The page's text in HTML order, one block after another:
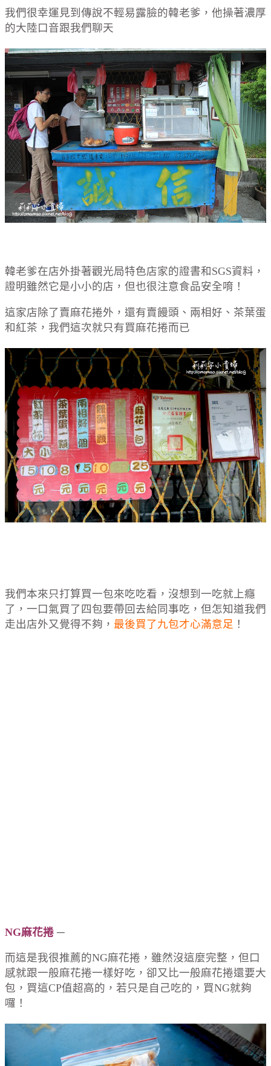
我們很幸運見到傳說不輕易露臉的韓老爹，他操著濃厚
的大陸口音跟我們聊天
韓老爹在店外掛著觀光局特色店家的證書和SGS資料，
證明雖然它是小小的店，但也很注意食品安全唷！
這家店除了賣麻花捲外，還有賣饅頭、兩相好、茶葉蛋
和紅茶，我們這次就只有買麻花捲而已
我們本來只打算買一包來吃吃看，沒想到一吃就上癮
了，一口氣買了四包要帶回去給同事吃，但怎知道我們
走出店外又覺得不夠， 最後買了九包才心滿意足 ！
NG麻花捲 ─
而這是我很推薦的NG麻花捲，雖然沒這麼完整，但口
感就跟一般麻花捲一樣好吃，卻又比一般麻花捲還要大
包，買這CP值超高的，若只是自己吃的，買NG就夠
囉！